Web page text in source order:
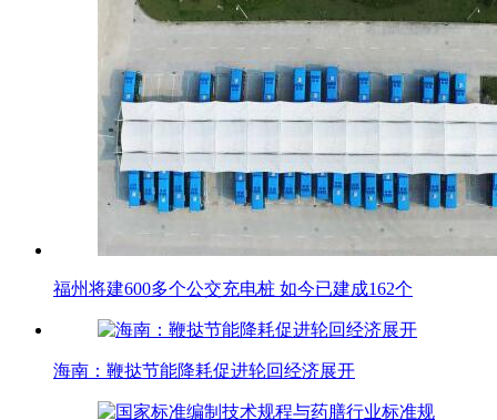
福州将建600多个公交充电桩 如今已建成162个
海南：鞭挞节能降耗促进轮回经济展开